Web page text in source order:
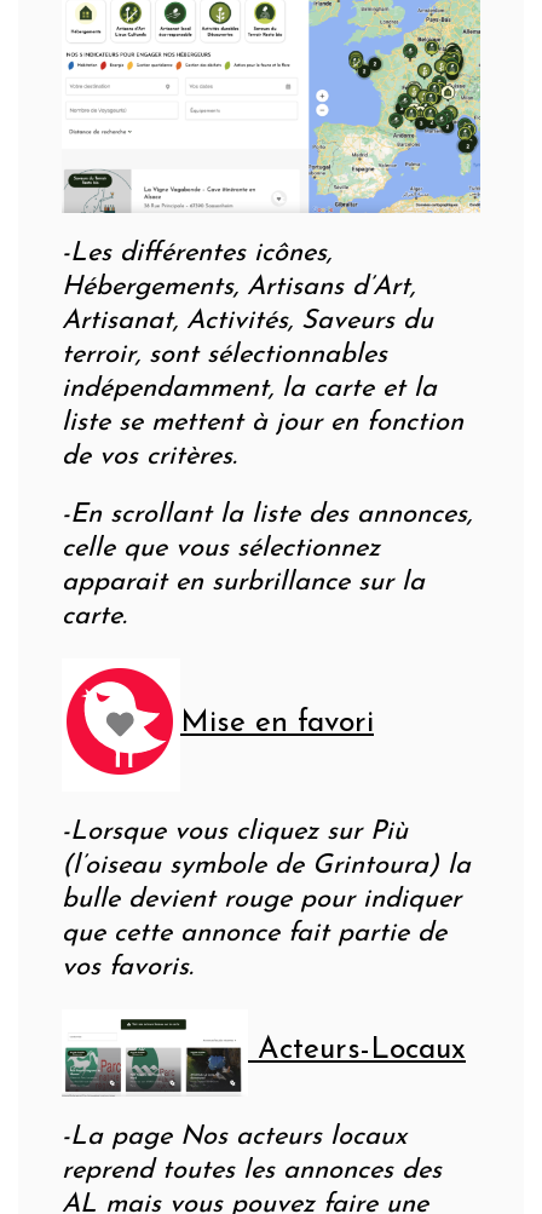
-Les différentes icônes,
Hébergements, Artisans d’Art,
Artisanat, Activités, Saveurs du
terroir, sont sélectionnables
indépendamment, la carte et la
liste se mettent à jour en fonction
de vos critères.
-En scrollant la liste des annonces,
celle que vous sélectionnez
apparait en surbrillance sur la
carte.
Mise en favori
-Lorsque vous cliquez sur Più
(l’oiseau symbole de Grintoura) la
bulle devient rouge pour indiquer
que cette annonce fait partie de
vos favoris.
Acteurs-Locaux
-La page Nos acteurs locaux
reprend toutes les annonces des
AL mais vous pouvez faire une